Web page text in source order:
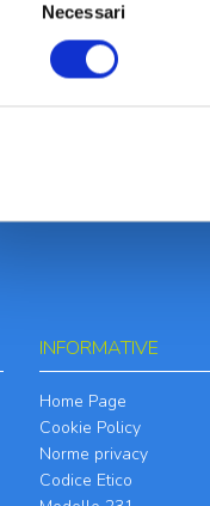
Necessari
INFORMATIVE
Home Page
Cookie Policy
Norme privacy
Codice Etico